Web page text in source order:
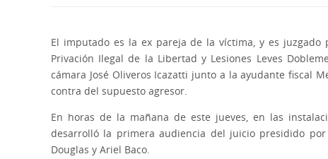
El imputado es la ex pareja de la víctima, y es juzgado
Privación Ilegal de la Libertad y Lesiones Leves
cámara José Oliveros Icazatti junto a la ayudante fiscal
contra del supuesto agresor.
En horas de la mañana de este jueves, en las
desarrolló la primera audiencia del juicio presidido
Douglas y Ariel Baco.